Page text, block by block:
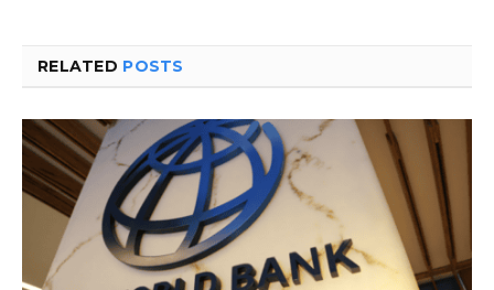
RELATED POSTS